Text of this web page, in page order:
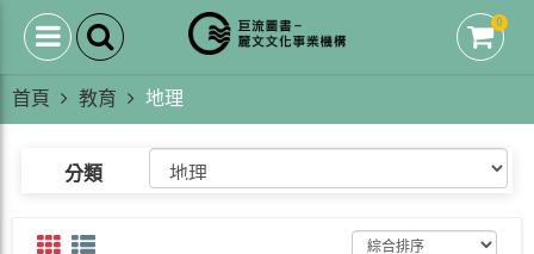
0
首頁 教育 地理
分類